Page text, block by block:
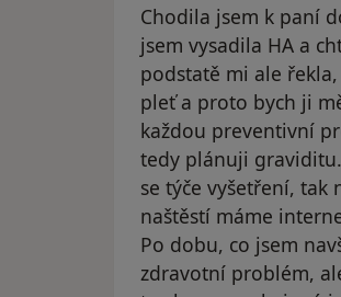
Chodila jsem k paní
jsem vysadila HA a
podstatě mi ale
pleť a proto bych ji
každou preventivní
tedy plánuji
se týče vyšetření,
naštěstí máme
Po dobu, co jsem
zdravotní problém,